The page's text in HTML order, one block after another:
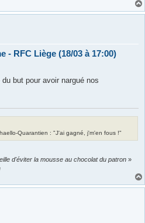
- RFC Liège (18/03 à 17:00)
but pour avoir nargué nos
Quarantien : "J'ai gagné, j'm'en fous !"
d'éviter la mousse au chocolat du patron »